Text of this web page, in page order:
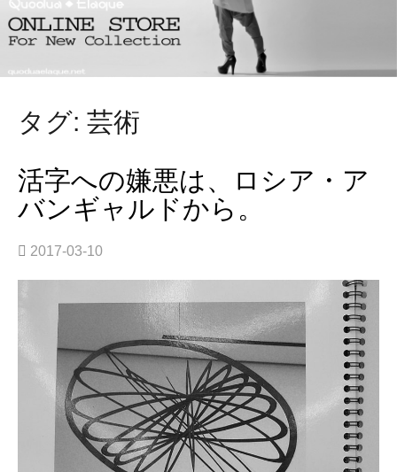
タグ: 芸術
活字への嫌悪は、ロシア・ア
バンギャルドから。
2017-03-10